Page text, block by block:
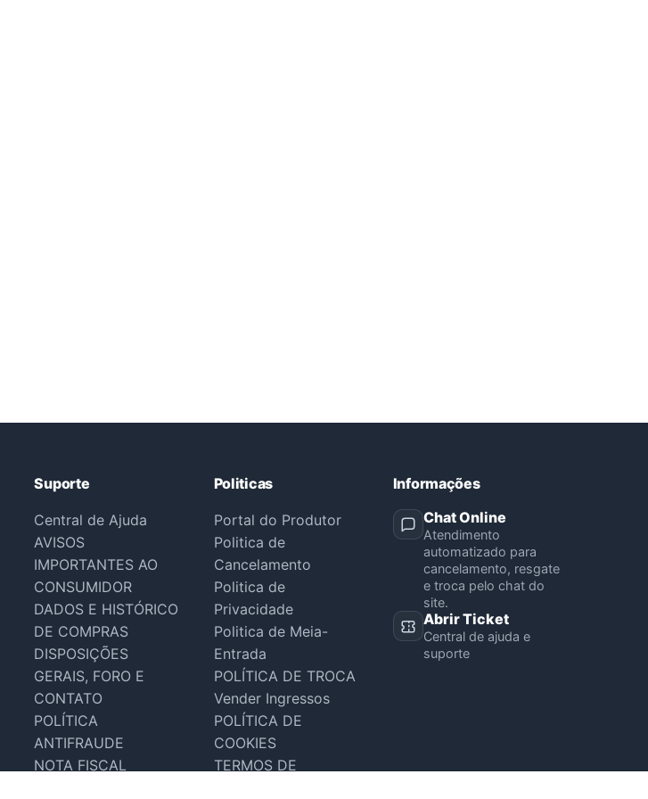
Suporte
Central de Ajuda
AVISOS
IMPORTANTES AO
CONSUMIDOR
DADOS E HISTÓRICO
DE COMPRAS
DISPOSIÇÕES
GERAIS, FORO E
CONTATO
POLÍTICA
ANTIFRAUDE
NOTA FISCAL
Politicas
Portal do Produtor
Politica de
Cancelamento
Politica de
Privacidade
Politica de Meia-
Entrada
POLÍTICA DE TROCA
Vender Ingressos
POLÍTICA DE
COOKIES
TERMOS DE
Informações
Chat Online
Atendimento
automatizado para
cancelamento, resgate
e troca pelo chat do
site.
Abrir Ticket
Central de ajuda e
suporte